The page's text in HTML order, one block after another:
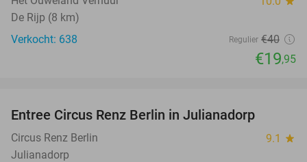
De Rijp (8 km)
Verkocht: 638
Regulier €40
€19,95
Entree Circus Renz Berlin in Julianadorp
Circus Renz Berlin 9.1 star
Julianadorp